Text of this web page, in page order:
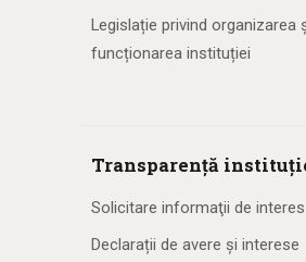
Legislație privind organizarea
funcționarea instituției
Transparență
Solicitare informaţii de
Declarații de avere și interese